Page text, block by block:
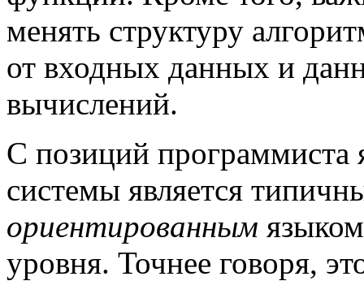
менять структуру
от входных данных и
вычислений.
С позиций программиста
системы является
ориентированным
уровня. Точнее говоря,